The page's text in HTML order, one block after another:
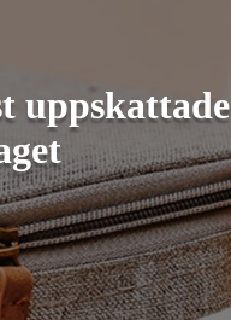
uppskattade